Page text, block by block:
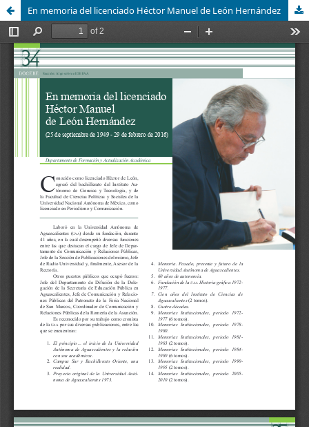
En memoria del licenciado Héctor Manuel de León Hernández